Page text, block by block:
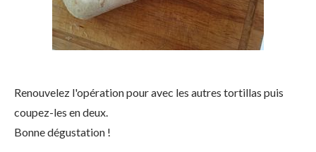
Renouvelez l'opération pour avec les autres tortillas puis
coupez-les en deux.
Bonne dégustation !